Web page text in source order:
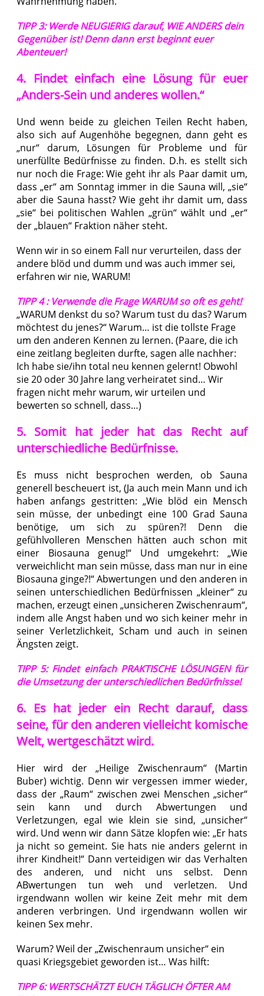
TIPP 3: Werde NEUGIERIG darauf, WIE ANDERS dein
Gegenüber ist! Denn dann erst beginnt euer
Abenteuer!
4. Findet einfach eine Lösung für euer
„Anders-Sein und anderes wollen.“
Und wenn beide zu gleichen Teilen Recht haben,
also sich auf Augenhöhe begegnen, dann geht es
„nur“ darum, Lösungen für Probleme und für
unerfüllte Bedürfnisse zu finden. D.h. es stellt sich
nur noch die Frage: Wie geht ihr als Paar damit um,
dass „er“ am Sonntag immer in die Sauna will, „sie“
aber die Sauna hasst? Wie geht ihr damit um, dass
„sie“ bei politischen Wahlen „grün“ wählt und „er“
der „blauen“ Fraktion näher steht.
Wenn wir in so einem Fall nur verurteilen, dass der
andere blöd und dumm und was auch immer sei,
erfahren wir nie, WARUM!
TIPP 4 : Verwende die Frage WARUM so oft es geht!
„WARUM denkst du so? Warum tust du das? Warum
möchtest du jenes?“ Warum… ist die tollste Frage
um den anderen Kennen zu lernen. (Paare, die ich
eine zeitlang begleiten durfte, sagen alle nachher:
Ich habe sie/ihn total neu kennen gelernt! Obwohl
sie 20 oder 30 Jahre lang verheiratet sind… Wir
fragen nicht mehr warum, wir urteilen und
bewerten so schnell, dass…)
5. Somit hat jeder hat das Recht auf
unterschiedliche Bedürfnisse.
Es muss nicht besprochen werden, ob Sauna
generell bescheuert ist, (Ja auch mein Mann und ich
haben anfangs gestritten: „Wie blöd ein Mensch
sein müsse, der unbedingt eine 100 Grad Sauna
benötige, um sich zu spüren?! Denn die
gefühlvolleren Menschen hätten auch schon mit
einer Biosauna genug!“ Und umgekehrt: „Wie
verweichlicht man sein müsse, dass man nur in eine
Biosauna ginge?!“ Abwertungen und den anderen in
seinen unterschiedlichen Bedürfnissen „kleiner“ zu
machen, erzeugt einen „unsicheren Zwischenraum“,
indem alle Angst haben und wo sich keiner mehr in
seiner Verletzlichkeit, Scham und auch in seinen
Ängsten zeigt.
TIPP 5: Findet einfach PRAKTISCHE LÖSUNGEN für
die Umsetzung der unterschiedlichen Bedürfnisse!
6. Es hat jeder ein Recht darauf, dass
seine, für den anderen vielleicht komische
Welt, wertgeschätzt wird.
Hier wird der „Heilige Zwischenraum“ (Martin
Buber) wichtig. Denn wir vergessen immer wieder,
dass der „Raum“ zwischen zwei Menschen „sicher“
sein kann und durch Abwertungen und
Verletzungen, egal wie klein sie sind, „unsicher“
wird. Und wenn wir dann Sätze klopfen wie: „Er hats
ja nicht so gemeint. Sie hats nie anders gelernt in
ihrer Kindheit!“ Dann verteidigen wir das Verhalten
des anderen, und nicht uns selbst. Denn
ABwertungen tun weh und verletzen. Und
irgendwann wollen wir keine Zeit mehr mit dem
anderen verbringen. Und irgendwann wollen wir
keinen Sex mehr.
Warum? Weil der „Zwischenraum unsicher“ ein
quasi Kriegsgebiet geworden ist… Was hilft:
TIPP 6: WERTSCHÄTZT EUCH TÄGLICH ÖFTER AM